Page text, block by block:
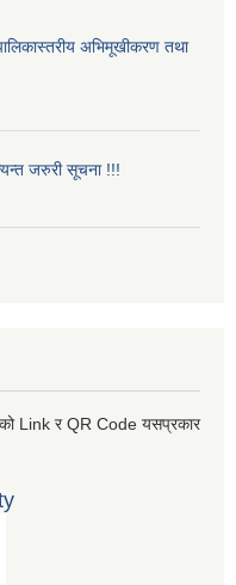
अभिमूखीकरण तथा
जरुरी सूचना !!!
Link र QR Code यसप्रकार